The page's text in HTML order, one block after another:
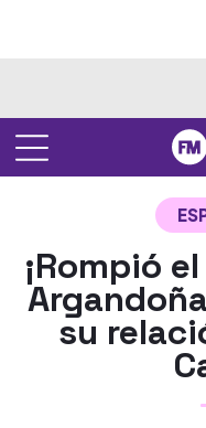
¡Rompió
su